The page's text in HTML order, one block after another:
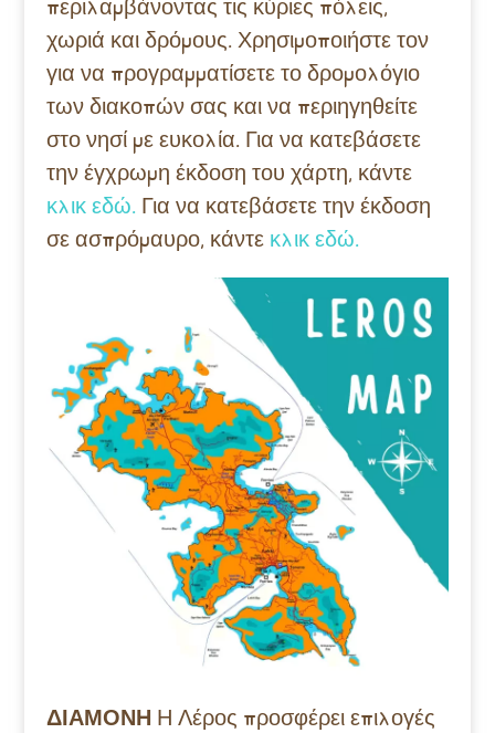
χωριά και δρόμους. Χρησιμοποιήστε τον
για να προγραμματίσετε το δρομολόγιο
των διακοπών σας και να περιηγηθείτε
στο νησί με ευκολία. Για να κατεβάσετε
την έγχρωμη έκδοση του χάρτη, κάντε
κλικ εδώ. Για να κατεβάσετε την έκδοση
σε ασπρόμαυρο, κάντε κλικ εδώ.
ΔΙΑΜΟΝΗ Η Λέρος προσφέρει επιλογές